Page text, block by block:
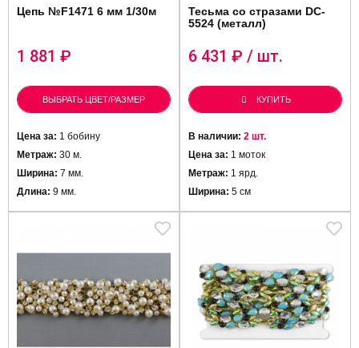
Цепь №F1471 6 мм 1/30м
1 881 ₽
ВЫБРАТЬ ЦВЕТ/РАЗМЕР
Цена за: 1 бобину
Метраж: 30 м.
Ширина: 7 мм.
Длина: 9 мм.
Тесьма со стразами DC-
5524 (металл)
6 431 ₽ / шт.
КУПИТЬ
В наличии: 2 шт.
Цена за: 1 моток
Метраж: 1 ярд.
Ширина: 5 см